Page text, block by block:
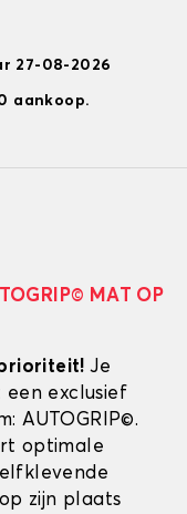
27-08-2026
aankoop.
MAT OP
prioriteit!Je
exclusief
AUTOGRIP©.
optimale
zijn plaats